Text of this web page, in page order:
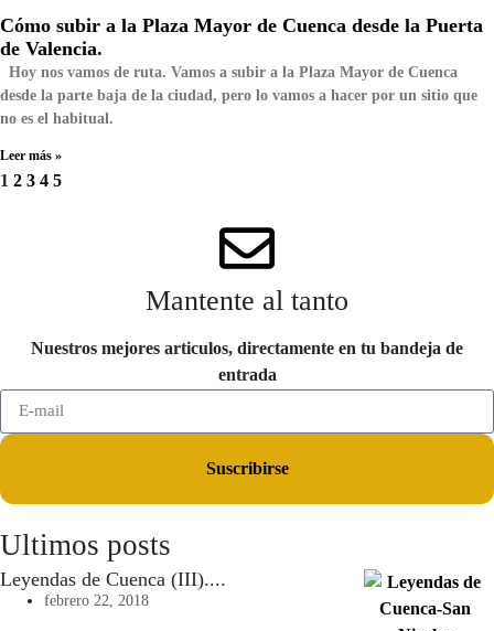
Cómo subir a la Plaza Mayor de Cuenca desde la Puerta
de Valencia.
Hoy nos vamos de ruta. Vamos a subir a la Plaza Mayor de Cuenca
desde la parte baja de la ciudad, pero lo vamos a hacer por un sitio que
no es el habitual.
Leer más »
1 2 3 4 5
Mantente al tanto
Nuestros mejores articulos, directamente en tu bandeja de
entrada
Suscribirse
Ultimos posts
Leyendas de Cuenca (III)....
febrero 22, 2018